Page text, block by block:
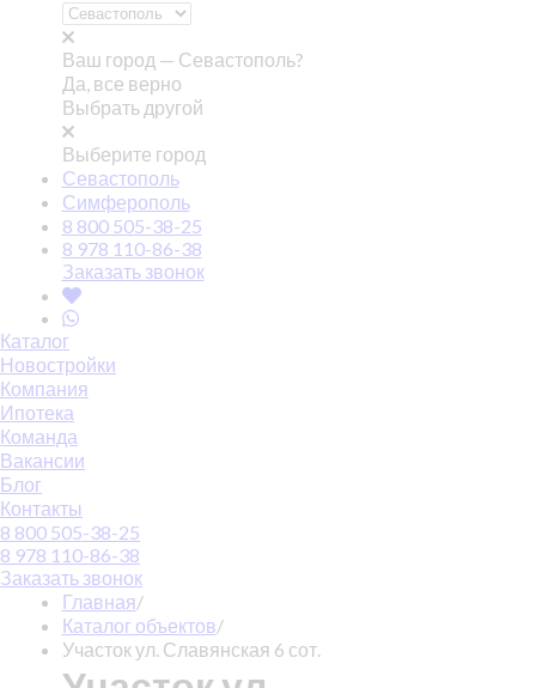
Ваш город — Севастополь?
Да, все верно
Выбрать другой
Выберите город
Севастополь
Симферополь
8 800 505-38-25
8 978 110-86-38
Заказать звонок
Каталог
Новостройки
Компания
Ипотека
Команда
Вакансии
Блог
Контакты
8 800 505-38-25
8 978 110-86-38
Заказать звонок
Главная/
Каталог объектов/
Участок ул. Славянская 6 сот.